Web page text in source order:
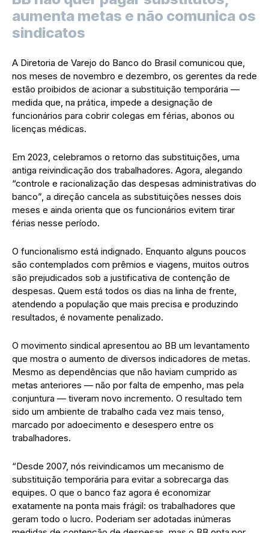
aumenta metas e não comunica os
sindicatos
A Diretoria de Varejo do Banco do Brasil comunicou que,
nos meses de novembro e dezembro, os gerentes da rede
estão proibidos de acionar a substituição temporária —
medida que, na prática, impede a designação de
funcionários para cobrir colegas em férias, abonos ou
licenças médicas.
Em 2023, celebramos o retorno das substituições, uma
antiga reivindicação dos trabalhadores. Agora, alegando
“controle e racionalização das despesas administrativas do
banco”, a direção cancela as substituições nesses dois
meses e ainda orienta que os funcionários evitem tirar
férias nesse período.
O funcionalismo está indignado. Enquanto alguns poucos
são contemplados com prêmios e viagens, muitos outros
são prejudicados sob a justificativa de contenção de
despesas. Quem está todos os dias na linha de frente,
atendendo a população que mais precisa e produzindo
resultados, é novamente penalizado.
O movimento sindical apresentou ao BB um levantamento
que mostra o aumento de diversos indicadores de metas.
Mesmo as dependências que não haviam cumprido as
metas anteriores — não por falta de empenho, mas pela
conjuntura — tiveram novo incremento. O resultado tem
sido um ambiente de trabalho cada vez mais tenso,
marcado por adoecimento e desespero entre os
trabalhadores.
“Desde 2007, nós reivindicamos um mecanismo de
substituição temporária para evitar a sobrecarga das
equipes. O que o banco faz agora é economizar
exatamente na ponta mais frágil: os trabalhadores que
geram todo o lucro. Poderiam ser adotadas inúmeras